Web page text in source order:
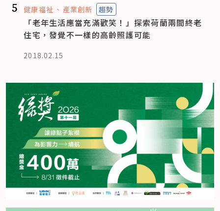
5 健康福祉 產業創新 趨勢
「老年生活應當充滿歡笑！」探索荷蘭兩間終老
住宅，發覺不一樣的高齡照護可能
2018.02.15